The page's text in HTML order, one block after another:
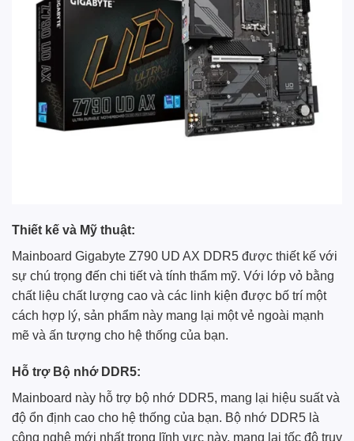
Thiết kế và Mỹ thuật:
Mainboard Gigabyte Z790 UD AX DDR5 được thiết kế với
sự chú trọng đến chi tiết và tính thẩm mỹ. Với lớp vỏ bằng
chất liệu chất lượng cao và các linh kiện được bố trí một
cách hợp lý, sản phẩm này mang lại một vẻ ngoài mạnh
mẽ và ấn tượng cho hệ thống của bạn.
Hỗ trợ Bộ nhớ DDR5:
Mainboard này hỗ trợ bộ nhớ DDR5, mang lại hiệu suất và
độ ổn định cao cho hệ thống của bạn. Bộ nhớ DDR5 là
công nghệ mới nhất trong lĩnh vực này, mang lại tốc độ truy